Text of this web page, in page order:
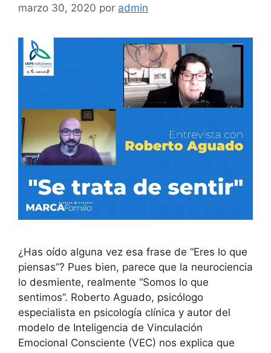
marzo 30, 2020 por admin
¿Has oído alguna vez esa frase de “Eres lo que
piensas”? Pues bien, parece que la neurociencia
lo desmiente, realmente “Somos lo que
sentimos”. Roberto Aguado, psicólogo
especialista en psicología clínica y autor del
modelo de Inteligencia de Vinculación
Emocional Consciente (VEC) nos explica que